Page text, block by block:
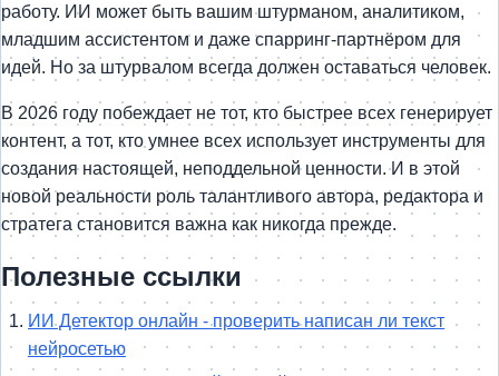
работу. ИИ может быть вашим штурманом, аналитиком,
младшим ассистентом и даже спарринг-партнёром для
идей. Но за штурвалом всегда должен оставаться человек.
В 2026 году побеждает не тот, кто быстрее всех генерирует
контент, а тот, кто умнее всех использует инструменты для
создания настоящей, неподдельной ценности. И в этой
новой реальности роль талантливого автора, редактора и
стратега становится важна как никогда прежде.
Полезные ссылки
ИИ Детектор онлайн - проверить написан ли текст
нейросетью